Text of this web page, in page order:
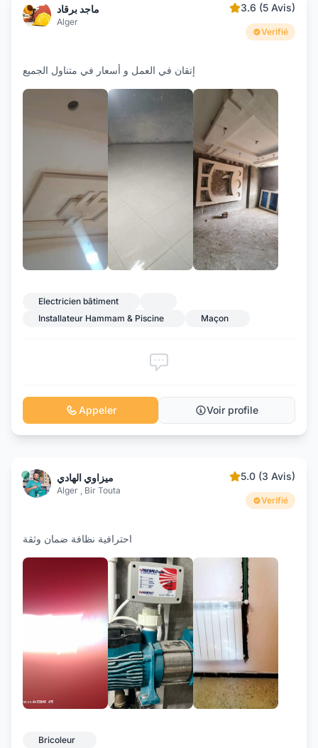
ماجد برقاد
Alger
3.6 (5 Avis)
Verifié
إتقان في العمل و أسعار في متناول الجميع
Electricien bâtiment
Installateur Hammam & Piscine
Maçon
Appeler Voir profile
ميزاوي الهادي
Alger , Bir Touta
5.0 (3 Avis)
Verifié
احترافية نظافة ضمان وثقة
Bricoleur